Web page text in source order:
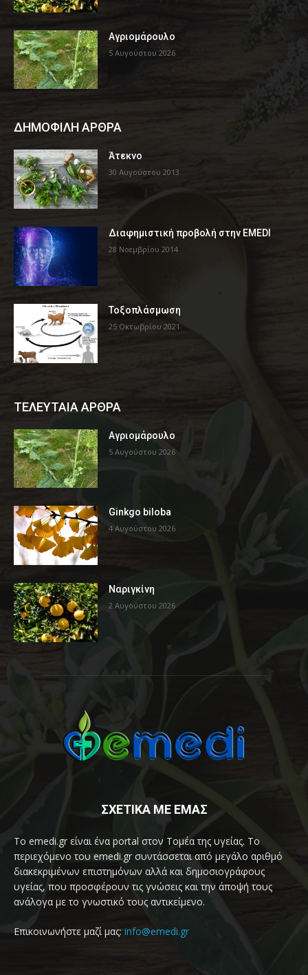
Αγριομάρουλο
5 Αυγούστου 2026
ΔΗΜΟΦΙΛΗ ΑΡΘΡΑ
Άτεκνο
30 Αυγούστου 2013
Διαφημιστική προβολή στην EMEDI
28 Νοεμβρίου 2014
Τοξοπλάσμωση
25 Οκτωβρίου 2021
ΤΕΛΕΥΤΑΙΑ ΑΡΘΡΑ
Αγριομάρουλο
5 Αυγούστου 2026
Ginkgo biloba
4 Αυγούστου 2026
Ναριγκίνη
2 Αυγούστου 2026
ΣΧΕΤΙΚΑ ΜΕ ΕΜΑΣ
Το emedi.gr είναι ένα portal στον Τομέα της υγείας. Το
περιεχόμενο του emedi.gr συντάσσεται από μεγάλο αριθμό
διακεκριμένων επιστημόνων αλλά και δημοσιογράφους
υγείας, που προσφέρουν τις γνώσεις και την άποψή τους
ανάλογα με το γνωστικό τους αντικείμενο.
Επικοινωνήστε μαζί μας: info@emedi.gr